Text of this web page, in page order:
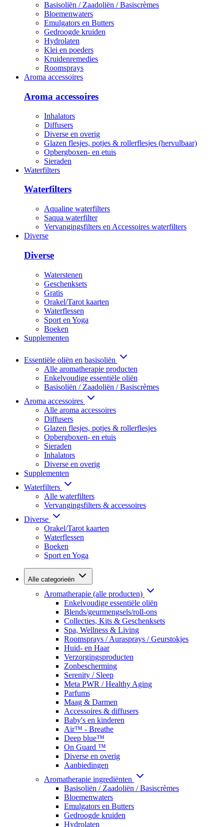
Basisoliën / Zaadoliën / Basiscrèmes
Bloemenwaters
Emulgators en Butters
Gedroogde kruiden
Hydrolaten
Klei en poeders
Kruidenremedies
Roomsprays
Aroma accessoires
Aroma accessoires
Inhalators
Diffusers
Diverse en overig
Glazen flesjes, potjes & rollerflesjes (hervulbaar)
Opbergboxen- en etuis
Sieraden
Waterfilters
Waterfilters
Aqualine waterfilters
Saqua waterfilter
Vervangingsfilters en Accessoires waterfilters
Diverse
Diverse
Waterstenen
Geschenksets
Gratis
Orakel/Tarot kaarten
Waterflessen
Sport en Yoga
Boeken
Supplementen
Essentiële oliën en basisoliën
Alle aromatherapie producten
Enkelvoudige essentiële oliën
Basisoliën / Zaadoliën / Basiscrèmes
Aroma accessoires
Alle aroma accessoires
Diffusers
Glazen flesjes, potjes & rollerflesjes
Opbergboxen- en etuis
Sieraden
Inhalators
Diverse en overig
Supplementen
Waterfilters
Alle waterfilters
Vervangingsfilters & accessoires
Diverse
Orakel/Tarot kaarten
Waterflessen
Boeken
Sport en Yoga
Alle categorieën
Aromatherapie (alle producten)
Enkelvoudige essentiële oliën
Blends/geurmengsels/roll-ons
Collecties, Kits & Geschenksets
Spa, Wellness & Living
Roomsprays / Aurasprays / Geurstokjes
Huid- en Haar
Verzorgingsproducten
Zonbescherming
Serenity / Sleep
Meta PWR / Healthy Aging
Parfums
Maag & Darmen
Accessoires & diffusers
Baby's en kinderen
Air™ - Breathe
Deep blue™
On Guard ™
Diverse en overig
Aanbiedingen
Aromatherapie ingrediënten
Basisoliën / Zaadoliën / Basiscrèmes
Bloemenwaters
Emulgators en Butters
Gedroogde kruiden
Hydrolaten